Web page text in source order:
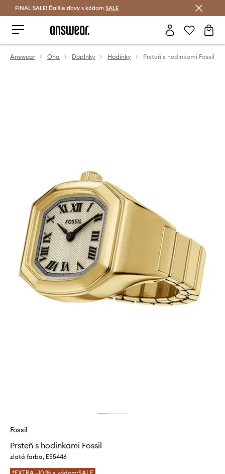
Šetrite s Answear Club >
FINAL SALE! Ďalšie zľavy s kódom SALE
Answear Ona Doplnky Hodinky Prsteň s hodinkami Fossil
Fossil
Prsteň s hodinkami Fossil
zlatá farba, ES5446